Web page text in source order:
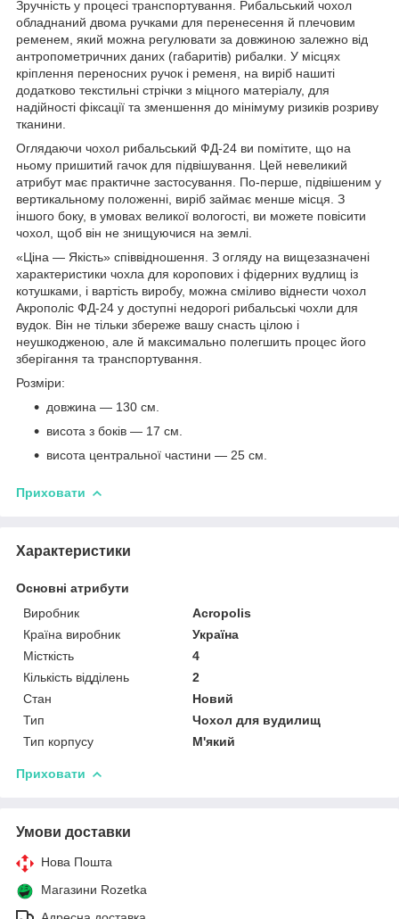
Зручність у процесі транспортування. Рибальський чохол
обладнаний двома ручками для перенесення й плечовим
ременем, який можна регулювати за довжиною залежно від
антропометричних даних (габаритів) рибалки. У місцях
кріплення переносних ручок і ременя, на виріб нашиті
додатково текстильні стрічки з міцного матеріалу, для
надійності фіксації та зменшення до мінімуму ризиків розриву
тканини.
Оглядаючи чохол рибальський ФД-24 ви помітите, що на
ньому пришитий гачок для підвішування. Цей невеликий
атрибут має практичне застосування. По-перше, підвішеним у
вертикальному положенні, виріб займає менше місця. З
іншого боку, в умовах великої вологості, ви можете повісити
чохол, щоб він не знищуючися на землі.
«Ціна — Якість» співвідношення. З огляду на вищезазначені
характеристики чохла для коропових і фідерних вудлищ із
котушками, і вартість виробу, можна сміливо віднести чохол
Акрополіс ФД-24 у доступні недорогі рибальські чохли для
вудок. Він не тільки збереже вашу снасть цілою і
неушкодженою, але й максимально полегшить процес його
зберігання та транспортування.
Розміри:
довжина — 130 см.
висота з боків — 17 см.
висота центральної частини — 25 см.
Приховати
Характеристики
Основні атрибути
Виробник
Acropolis
Країна виробник
Україна
Місткість
4
Кількість відділень
2
Стан
Новий
Тип
Чохол для вудилищ
Тип корпусу
М'який
Приховати
Умови доставки
Нова Пошта
Магазини Rozetka